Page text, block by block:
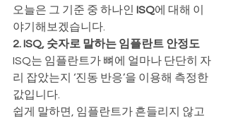
오늘은 그 기준 중 하나인 ISQ에 대해 이
야기해보겠습니다.
2. ISQ, 숫자로 말하는 임플란트 안정도
ISQ는 임플란트가 뼈에 얼마나 단단히 자
리 잡았는지 ‘진동 반응’을 이용해 측정한
값입니다.
쉽게 말하면, 임플란트가 흔들리지 않고